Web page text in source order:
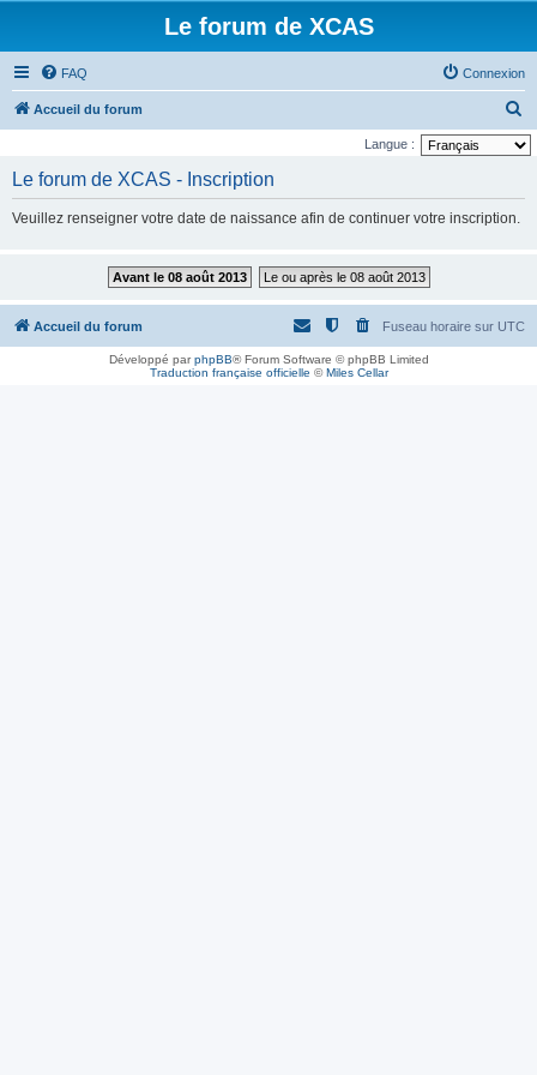
Le forum de XCAS
FAQ Connexion
Accueil du forum
e
h
Langue :
Le forum de XCAS - Inscription
Veuillez renseigner votre date de naissance afin de continuer votre inscription.
Avant le 08 août 2013 Le ou après le 08 août 2013
Accueil du forum Fuseau horaire sur UTC
Développé parphpBB® Forum Software © phpBB Limited
Traduction française officielle ©Miles Cellar